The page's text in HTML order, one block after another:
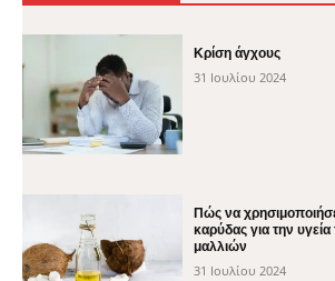
Κρίση άγχους
31 Ιουλίου 2024
Πώς να
καρύδας για την
μαλλιών
31 Ιουλίου 2024